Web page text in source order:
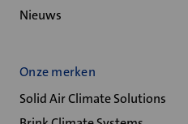
Nieuws
Onze merken
Solid Air Climate Solutions